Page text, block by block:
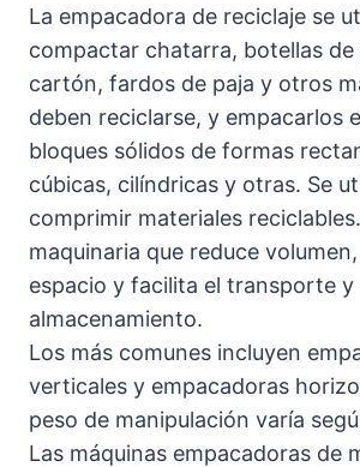
La empacadora de reciclaje se
compactar chatarra, botellas de
cartón, fardos de paja y otros
deben reciclarse, y empacarlos
bloques sólidos de formas
cúbicas, cilíndricas y otras. Se
comprimir materiales
maquinaria que reduce
espacio y facilita el transporte y
almacenamiento.
Los más comunes incluyen
verticales y empacadoras
peso de manipulación varía
Las máquinas empacadoras de